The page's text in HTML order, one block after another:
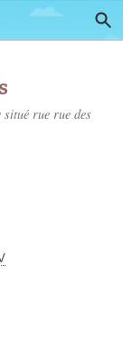
situé rue rue des